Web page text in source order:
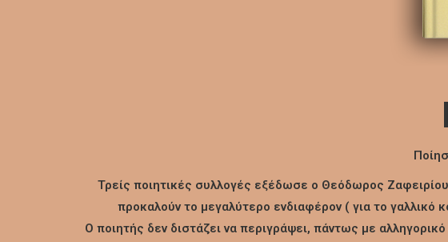
Τρείς ποιητικές συλλογές εξέδωσε ο Θεόδωρος
προκαλούν το μεγαλύτερο ενδιαφέρον ( για το γαλλικό
Ο ποιητής δεν διστάζει να περιγράψει, πάντως με